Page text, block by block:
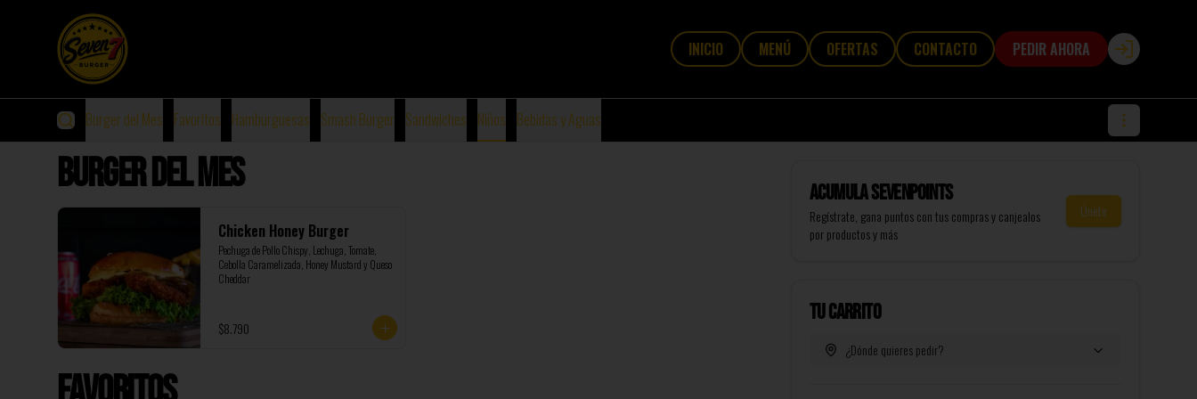
INICIO MENÚ OFERTAS CONTACTO PEDIR AHORA Login
Burger del Mes Favoritos Hamburguesas Smash Burger Sandwiches Niños Bebidas y Aguas
Burger del Mes
Chicken Honey Burger
Pechuga de Pollo Chispy, Lechuga, Tomate,
Cebolla Caramelizada, Honey Mustard y Queso
Cheddar
$8.790
AcumulaSevenPoints
Regístrate, gana puntos con tus compras y canjealos
por productos y más
Únete
Tu Carrito
¿Dónde quieres pedir?